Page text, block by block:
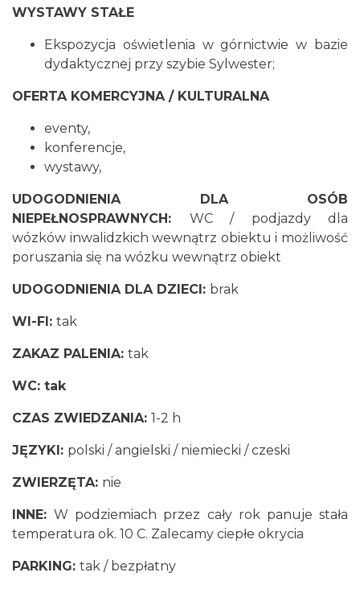
WYSTAWY STAŁE
Ekspozycja oświetlenia w górnictwie w bazie
dydaktycznej przy szybie Sylwester;
OFERTA KOMERCYJNA / KULTURALNA
eventy,
konferencje,
wystawy,
UDOGODNIENIA DLA OSÓB
NIEPEŁNOSPRAWNYCH: WC / podjazdy dla
wózków inwalidzkich wewnątrz obiektu i możliwość
poruszania się na wózku wewnątrz obiekt
UDOGODNIENIA DLA DZIECI: brak
WI-FI: tak
ZAKAZ PALENIA: tak
WC: tak
CZAS ZWIEDZANIA: 1-2 h
JĘZYKI: polski / angielski / niemiecki / czeski
ZWIERZĘTA: nie
INNE:W podziemiach przez cały rok panuje stała
temperatura ok. 10 C. Zalecamy ciepłe okrycia
PARKING: tak / bezpłatny